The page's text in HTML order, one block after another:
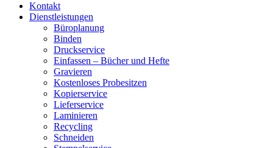
Kontakt
Dienstleistungen
Büroplanung
Binden
Druckservice
Einfassen – Bücher und Hefte
Gravieren
Kostenloses Probesitzen
Kopierservice
Lieferservice
Laminieren
Recycling
Schneiden